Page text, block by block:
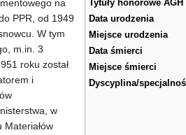
Tytuły honorowe AGH
Data urodzenia
Miejsce urodzenia
Data śmierci
Miejsce śmierci
Dyscyplina/
na
PPR, od 1949
W tym
m.in. 3
roku został
i
w